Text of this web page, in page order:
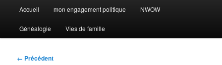
Accueil mon engagement politique NWOW
Généalogie Vies de famille
Navigation
← Précédent